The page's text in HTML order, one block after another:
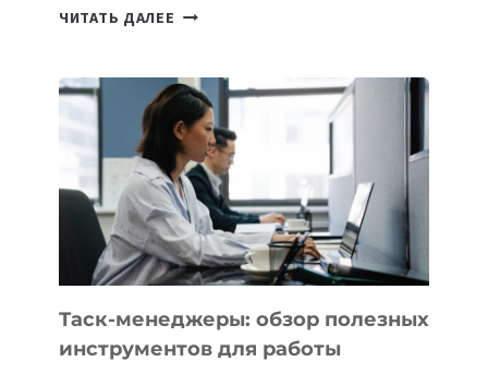
ЧИТАТЬ ДАЛЕЕ ИИ-
БИЗНЕСА:
КАКИЕ
3
ЗАДАЧИ
ЕМУ
МОЖНО
ПОРУЧИТЬ
УЖЕ
СЕГОДНЯ
Таск-менеджеры: обзор полезных
инструментов для работы